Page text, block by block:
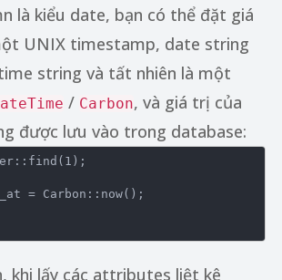
là kiểu date, bạn có thể đặt giá
UNIX timestamp, date string
string và tất nhiên là một
/ Carbon, và giá trị của
được lưu vào trong database:
1 );
= Carbon::now();
khi lấy các attributes liệt kê